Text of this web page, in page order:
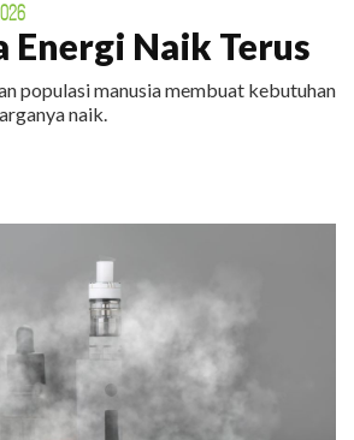
Energi Naik Terus
populasi manusia membuat kebutuhan
naik.